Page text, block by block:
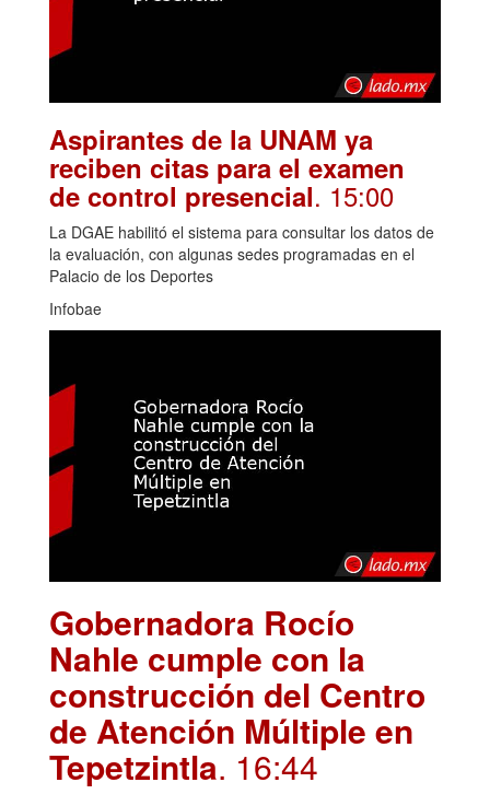
Aspirantes de la UNAM ya
reciben citas para el examen
de control presencial. 15:00
La DGAE habilitó el sistema para consultar los datos de
la evaluación, con algunas sedes programadas en el
Palacio de los Deportes
Infobae
Gobernadora Rocío
Nahle cumple con la
construcción del Centro
de Atención Múltiple en
Tepetzintla. 16:44